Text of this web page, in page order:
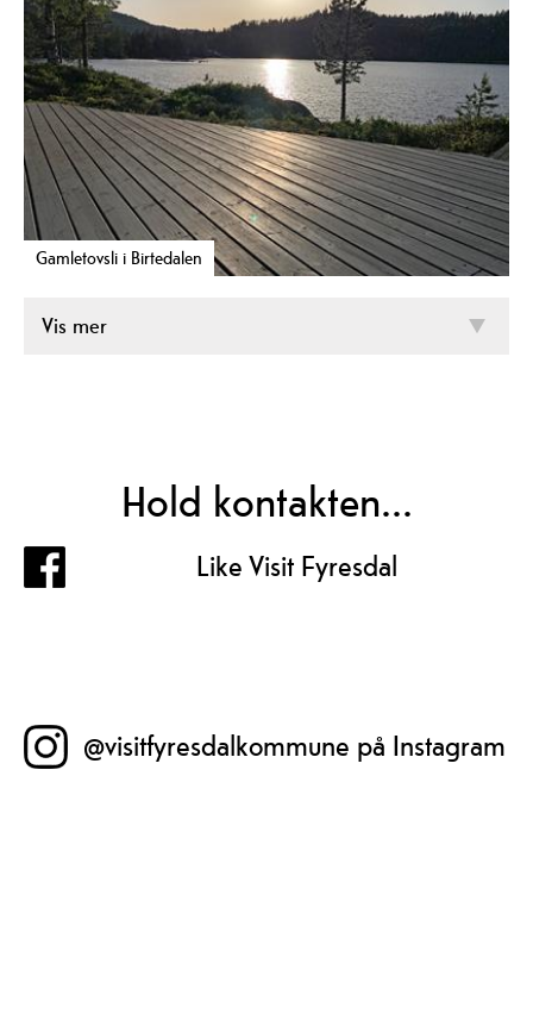
Gamletovsli i Birtedalen
Vis mer
Hold kontakten...
Like Visit Fyresdal
@visitfyresdalkommune på Instagram